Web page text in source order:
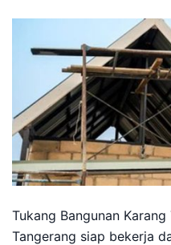
Tukang Bangunan
Tangerang siap bekerja